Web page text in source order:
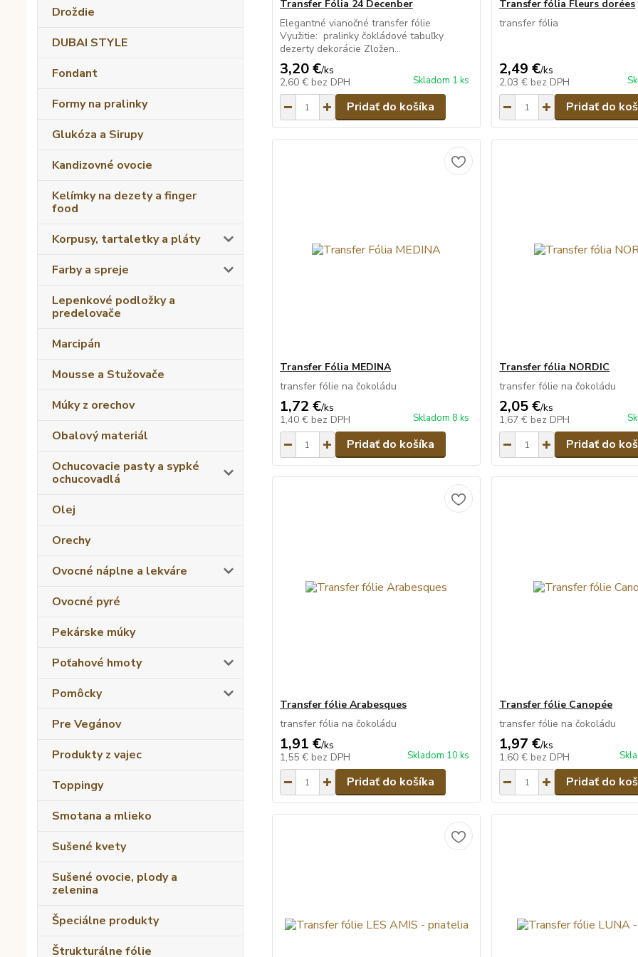
Droždie
DUBAI STYLE
Fondant
Formy na pralinky
Glukóza a Sirupy
Kandizovné ovocie
Kelímky na dezety a finger
food
Korpusy, tartaletky a pláty
Farby a spreje
Lepenkové podložky a
predelovače
Marcipán
Mousse a Stužovače
Múky z orechov
Obalový materiál
Ochucovacie pasty a sypké
ochucovadlá
Olej
Orechy
Ovocné náplne a lekváre
Ovocné pyré
Pekárske múky
Poťahové hmoty
Pomôcky
Pre Vegánov
Produkty z vajec
Toppingy
Smotana a mlieko
Sušené kvety
Sušené ovocie, plody a
zelenina
Špeciálne produkty
Štrukturálne fólie
Transfer Fólia 24 Decenber
Elegantné vianočné transfer fólie
Využitie: pralinky čokládové tabuľky
dezerty dekorácie Zložen...
3,20 €/ks
2,60 € bez DPH Skladom 1 ks
Pridať do košíka
Transfer fólia Fleurs dorées
transfer fólia
2,49 €/ks
2,03 € bez DPH
Pridať do
Transfer Fólia MEDINA
transfer fólie na čokoládu
1,72 €/ks
1,40 € bez DPH Skladom 8 ks
Pridať do košíka
Transfer fólia NORDIC
transfer fólie na čokoládu
2,05 €/ks
1,67 € bez DPH
Pridať do
Transfer fólie Arabesques
transfer fólia na čokoládu
1,91 €/ks
1,55 € bez DPH Skladom 10 ks
Pridať do košíka
Transfer fólie Canopée
transfer fólie na čokoládu
1,97 €/ks
1,60 € bez DPH
Pridať do